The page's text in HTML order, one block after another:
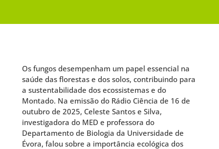
Os fungos desempenham um papel essencial na
saúde das florestas e dos solos, contribuindo para
a sustentabilidade dos ecossistemas e do
Montado. Na emissão do Rádio Ciência de 16 de
outubro de 2025, Celeste Santos e Silva,
investigadora do MED e professora do
Departamento de Biologia da Universidade de
Évora, falou sobre a importância ecológica dos